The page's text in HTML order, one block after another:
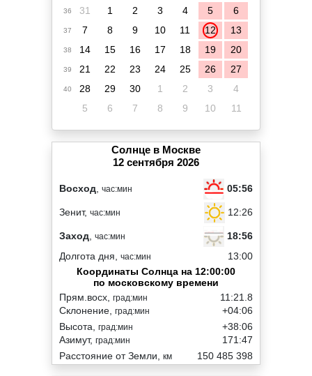
36 31 1 2 3 4 5 6
37 7 8 9 10 11 12 13
38 14 15 16 17 18 19 20
39 21 22 23 24 25 26 27
40 28 29 30 1 2 3
4
5
6 7 8 9 10 11
Солнце в Москве
12 сентября 2026
Восход час:мин 05:56
Зенит, час:мин 12:26
Заход час:мин
18:56
Долгота дня, час:мин
13:00
Координаты Солнца на 12:00:00
по московскому времени
Прям.восх, град:мин
Склонение, град:мин
11:21.8
+04:06
Высота, град:мин
Азимут, град:мин
+38:06
171:47
Расстояние от Земли, км 150 485 398